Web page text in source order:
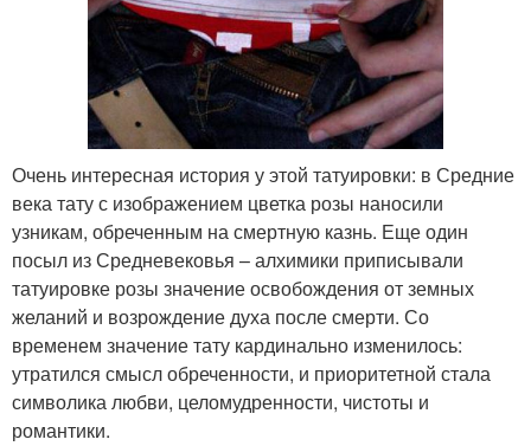
Очень интересная история у этой татуировки: в Средние
века тату с изображением цветка розы наносили
узникам, обреченным на смертную казнь. Еще один
посыл из Средневековья – алхимики приписывали
татуировке розы значение освобождения от земных
желаний и возрождение духа после смерти. Со
временем значение тату кардинально изменилось:
утратился смысл обреченности, и приоритетной стала
символика любви, целомудренности, чистоты и
романтики.